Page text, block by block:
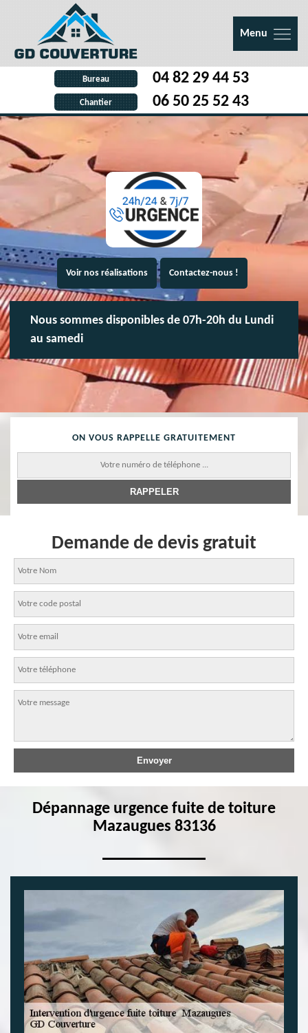
Menu
Bureau 04 82 29 44 53
Chantier 06 50 25 52 43
Voir nos réalisations Contactez-nous !
Nous sommes disponibles de 07h-20h du Lundi
au samedi
ON VOUS RAPPELLE GRATUITEMENT
Demande de devis gratuit
Dépannage urgence fuite de toiture
Mazaugues 83136